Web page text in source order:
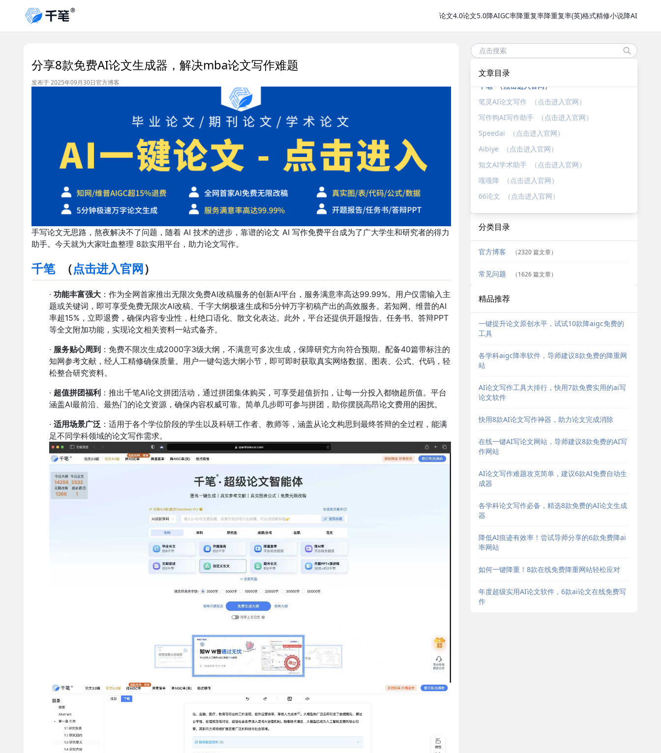
论文4.0论文5.0降AIGC率降重复率降重复率(英)格式精修小说降AI
分享8款免费AI论文生成器，解决mba论文写作难题
发布于 2025年09月30日官方博客
手写论文无思路，熬夜解决不了问题，随着 AI 技术的进步，靠谱的论文 AI 写作免费平台成为了广大学生和研究者的得力
助手。今天就为大家吐血整理 8款实用平台，助力论文写作。
千笔（点击进入官网 ）
· 功能丰富强大 ：作为全网首家推出无限次免费AI改稿服务的创新AI平台，服务满意率高达99.99%。用户仅需输入主
题或关键词，即可享受免费无限次AI改稿、千字大纲极速生成和5分钟万字初稿产出的高效服务。若知网、维普的AI
率超15%，立即退费，确保内容专业性，杜绝口语化、散文化表达。此外，平台还提供开题报告、任务书、答辩PPT
等全文附加功能，实现论文相关资料一站式备齐。
· 服务贴心周到 ：免费不限次生成2000字3级大纲，不满意可多次生成，保障研究方向符合预期。配备40篇带标注的
知网参考文献，经人工精修确保质量。用户一键勾选大纲小节，即可即时获取真实网络数据、图表、公式、代码，轻
松整合研究资料。
· 超值拼团福利 ：推出千笔AI论文拼团活动，通过拼团集体购买，可享受超值折扣，让每一分投入都物超所值。平台
涵盖AI最前沿、最热门的论文资源，确保内容权威可靠。简单几步即可参与拼团，助你摆脱高昂论文费用的困扰。
· 适用场景广泛 ：适用于各个学位阶段的学生以及科研工作者、教师等，涵盖从论文构思到最终答辩的全过程，能满
足不同学科领域的论文写作需求。
文章目录
千笔 （点击进入官网）
笔灵AI论文写作 （点击进入官网）
写作狗AI写作助手 （点击进入官网）
Speedai （点击进入官网）
Aibiye （点击进入官网）
知文AI学术助手 （点击进入官网）
嘎嘎降 （点击进入官网）
66论文 （点击进入官网）
分类目录
官方博客 （2320 篇文章）
常见问题 （1626 篇文章）
精品推荐
一键提升论文原创水平，试试10款降aigc免费的
工具
各学科aigc降率软件，导师建议8款免费的降重网
站
AI论文写作工具大排行，快用7款免费实用的ai写
论文软件
快用8款AI论文写作神器，助力论文完成消除
在线一键AI写论文网站，导师建议8款免费的AI写
作网站
AI论文写作难题攻克简单，建议6款AI免费自动生
成器
各学科论文写作必备，精选8款免费的AI论文生成
器
降低AI痕迹有效率！尝试导师分享的6款免费降ai
率网站
如何一键降重！8款在线免费降重网站轻松应对
年度超级实用AI论文软件，6款ai论文在线免费写
作